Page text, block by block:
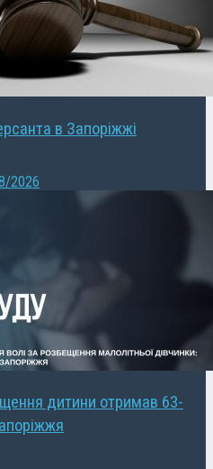
в Запоріжжі
2026
дитини отримав 63-